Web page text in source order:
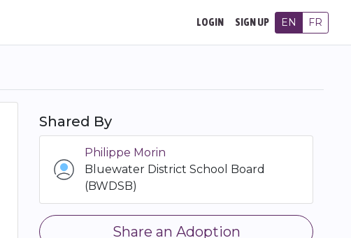
LOGIN SIGN UP EN FR
Shared By
Philippe Morin
Bluewater District School Board
(BWDSB)
Share an Adoption